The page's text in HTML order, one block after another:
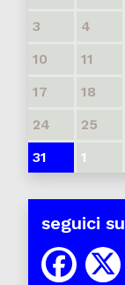
3
4
10
11
17
18
24
25
31
1
seguici su